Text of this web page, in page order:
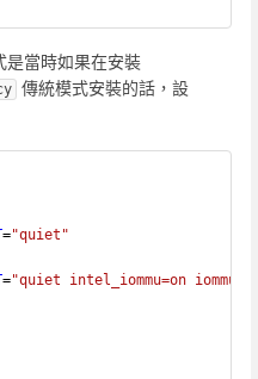
是當時如果在安裝
傳統模式安裝的話，設
="quiet"
="quiet intel_iommu=on